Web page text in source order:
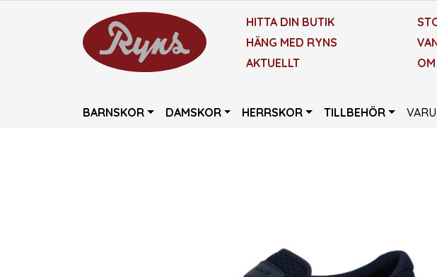
HITTA DIN BUTIK
HÄNG MED RYNS
AKTUELLT
BARNSKOR DAMSKOR HERRSKOR TILLBEHÖR